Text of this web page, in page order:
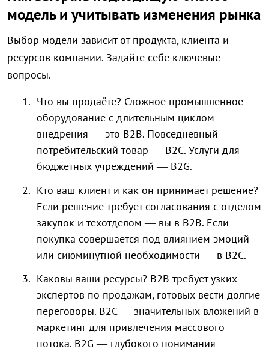
модель и учитывать изменения рынка
Выбор модели зависит от продукта, клиента и
ресурсов компании. Задайте себе ключевые
вопросы.
Что вы продаёте? Сложное промышленное
оборудование с длительным циклом
внедрения — это B2B. Повседневный
потребительский товар — B2C. Услуги для
бюджетных учреждений — B2G.
Кто ваш клиент и как он принимает решение?
Если решение требует согласования с отделом
закупок и техотделом — вы в B2B. Если
покупка совершается под влиянием эмоций
или сиюминутной необходимости — в B2C.
Каковы ваши ресурсы? B2B требует узких
экспертов по продажам, готовых вести долгие
переговоры. B2C — значительных вложений в
маркетинг для привлечения массового
потока. B2G — глубокого понимания